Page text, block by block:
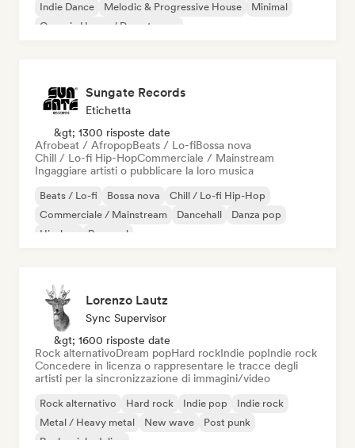
Indie Dance
Melodic & Progressive House
Minimal
Organic House / Downtempo
Sungate Records
Etichetta
&gt; 1300 risposte date
Afrobeat / AfropopBeats / Lo-fiBossa nova
Chill / Lo-fi Hip-HopCommerciale / Mainstream
Ingaggiare artisti o pubblicare la loro musica
Beats / Lo-fi Bossa nova
Chill / Lo-fi Hip-Hop
Commerciale / Mainstream
Dancehall
Danza pop
Hip-hop
Pop soul
Lorenzo Lautz
Sync Supervisor
&gt; 1600 risposte date
Rock alternativoDream popHard rockIndie popIndie rock
Concedere in licenza o rappresentare le tracce degli
artisti per la sincronizzazione di immagini/video
Rock alternativo Hard rock Indie pop
Indie rock
Metal / Heavy metal
New wave
Post punk
Rock psichedelico